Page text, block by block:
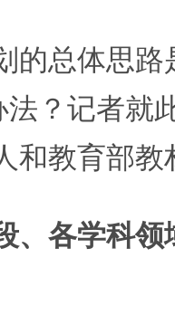
总体思路
？记者就
和教育部
、各学科